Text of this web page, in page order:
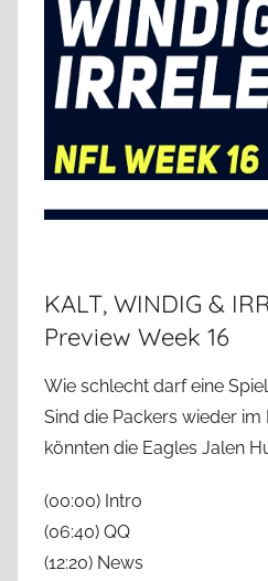
KALT, WINDIG &
Preview Week 16
Wie schlecht darf eine
Sind die Packers wieder im
könnten die Eagles Jalen
(00:00) Intro
(06:40) QQ
(12:20) News